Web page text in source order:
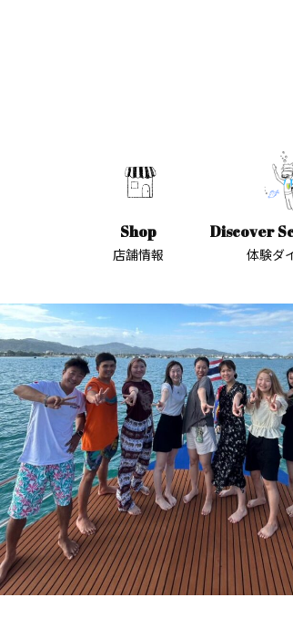
Shop
店舗情報
Discover
体験ダ